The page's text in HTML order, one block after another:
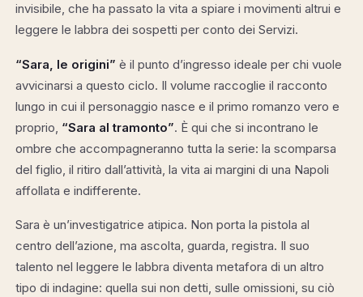
invisibile, che ha passato la vita a spiare i movimenti altrui e
leggere le labbra dei sospetti per conto dei Servizi.
“Sara, le origini” è il punto d’ingresso ideale per chi vuole
avvicinarsi a questo ciclo. Il volume raccoglie il racconto
lungo in cui il personaggio nasce e il primo romanzo vero e
proprio, “Sara al tramonto”. È qui che si incontrano le
ombre che accompagneranno tutta la serie: la scomparsa
del figlio, il ritiro dall’attività, la vita ai margini di una Napoli
affollata e indifferente.
Sara è un’investigatrice atipica. Non porta la pistola al
centro dell’azione, ma ascolta, guarda, registra. Il suo
talento nel leggere le labbra diventa metafora di un altro
tipo di indagine: quella sui non detti, sulle omissioni, su ciò